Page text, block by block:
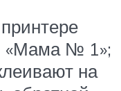
«Мама № 1»;
на